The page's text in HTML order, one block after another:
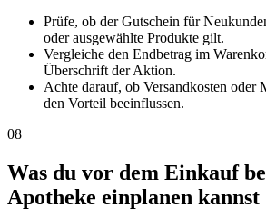
Prüfe, ob der Gutschein für
oder ausgewählte Produkte gilt.
Vergleiche den Endbetrag im
Überschrift der Aktion.
Achte darauf, ob Versandkosten oder
den Vorteil beeinflussen.
08
Was du vor dem Einkauf
Apotheke einplanen kannst